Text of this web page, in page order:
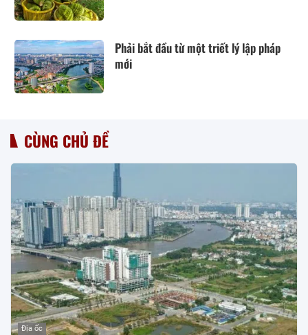
Phải bắt đầu từ một triết lý lập pháp
mới
CÙNG CHỦ ĐỀ
Địa ốc